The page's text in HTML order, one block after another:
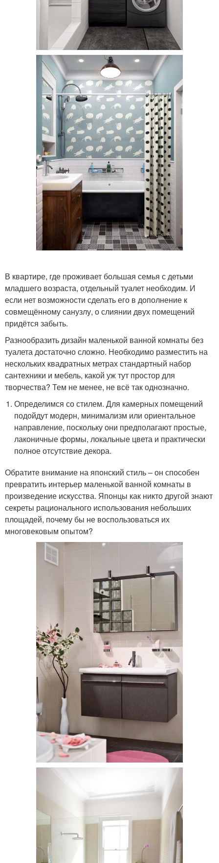
В квартире, где проживает большая семья с детьми
младшего возраста, отдельный туалет необходим. И
если нет возможности сделать его в дополнение к
совмещённому санузлу, о слиянии двух помещений
придётся забыть.
Разнообразить дизайн маленькой ванной комнаты без
туалета достаточно сложно. Необходимо разместить на
нескольких квадратных метрах стандартный набор
сантехники и мебель, какой уж тут простор для
творчества? Тем не менее, не всё так однозначно.
Определимся со стилем. Для камерных помещений
подойдут модерн, минимализм или ориентальное
направление, поскольку они предполагают простые,
лаконичные формы, локальные цвета и практически
полное отсутствие декора.
Обратите внимание на японский стиль – он способен
превратить интерьер маленькой ванной комнаты в
произведение искусства. Японцы как никто другой знают
секреты рационального использования небольших
площадей, почему бы не воспользоваться их
многовековым опытом?